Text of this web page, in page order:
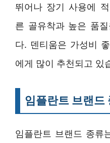
뛰어나 장기 사용에
른 골유착과 높은 품
다. 덴티움은 가성비
에게 많이 추천되고 있
임플란트 브랜드
임플란트 브랜드 종류